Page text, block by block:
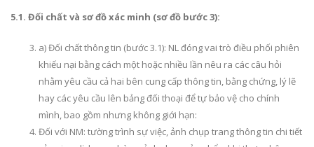
5.1. Đối chất và sơ đồ xác minh (sơ đồ bước 3):
a) Đối chất thông tin (bước 3.1): NL đóng vai trò điều phối phiên
khiếu nại bằng cách một hoặc nhiều lần nêu ra các câu hỏi
nhằm yêu cầu cả hai bên cung cấp thông tin, bằng chứng, lý lẽ
hay các yêu cầu lên bảng đối thoại để tự bảo vệ cho chính
mình, bao gồm nhưng không giới hạn:
Đối với NM: tường trình sự việc, ảnh chụp trang thông tin chi tiết